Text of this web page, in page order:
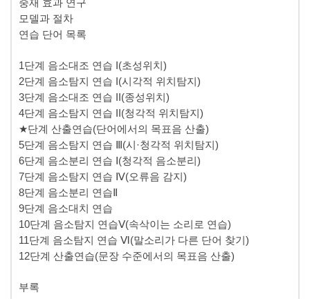
모델과 절차
연습 단어 목록
1단계 음소대조 연습 I(초성위치)
2단계 음소탐지 연습 I(시각적 위치탐지)
3단계 음소대조 연습 II(종성위치)
4단계 음소탐지 연습 II(청각적 위치탐지)
★단계 산출연습(단어에서의 목표음 산출)
5단계 음소탐지 연습 Ⅲ(시·청각적 위치탐지)
6단계 음소분리 연습 Ⅰ(청각적 음소분리)
7단계 음소탐지 연습 Ⅳ(오류음 감지)
8단계 음소분리 연습Ⅱ
9단계 음소대치 연습
10단계 음소탐지 연습Ⅴ(속삭이는 소리로 연습)
11단계 음소탐지 연습 Ⅵ(말소리가 다른 단어 찾기)
12단계 산출연습(문장 수준에서의 목표음 산출)
부록